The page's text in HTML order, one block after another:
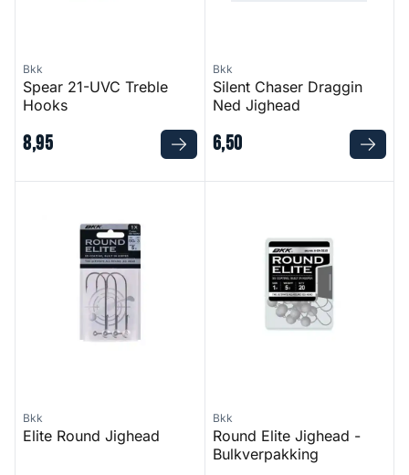
Bkk
Spear 21-UVC Treble
Hooks
8,95
Bkk
Silent Chaser Draggin
Ned Jighead
6,50
Bkk
Elite Round Jighead
Bkk
Round Elite Jighead -
Bulkverpakking